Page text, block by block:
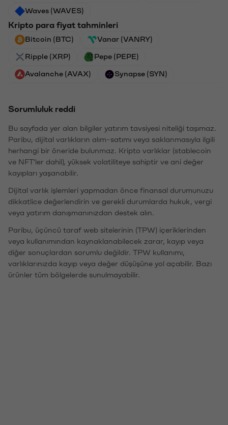
Waves (WAVES)
Kripto para fiyat tahminleri
Bitcoin (BTC) Vanar (VANRY)
Ripple (XRP) Pepe (PEPE)
Avalanche (AVAX) Synapse (SYN)
Sorumluluk reddi
Bu sayfada yer alan bilgiler yatırım tavsiyesi niteliği taşımaz.
Paribu, dijital varlıkların alım-satımı veya saklanmasıyla ilgili
herhangi bir öneride bulunmaz. Kripto varlıklar (stablecoin
ve NFT'ler dahil), yüksek volatiliteye sahiptir ve ani değer
kayıpları yaşanabilir.
Dijital varlık işlemleri yapmadan önce finansal durumunuzu
dikkatlice değerlendirin ve gerekli durumlarda hukuk, vergi
veya yatırım danışmanınızdan destek alın.
Paribu, üçüncü taraf web sitelerinin (TPW) içeriklerinden
veya kullanımından kaynaklanabilecek zarar, kayıp veya
diğer sonuçlardan sorumlu değildir. TPW kullanımı,
varlıklarınızda kayıp veya değer düşüşüne yol açabilir. Bazı
ürünler tüm bölgelerde sunulmayabilir.